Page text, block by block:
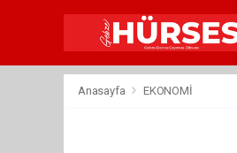
Anasayfa EKONOMİ